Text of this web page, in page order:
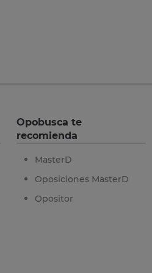
Opobusca te
recomienda
MasterD
Oposiciones MasterD
Opositor